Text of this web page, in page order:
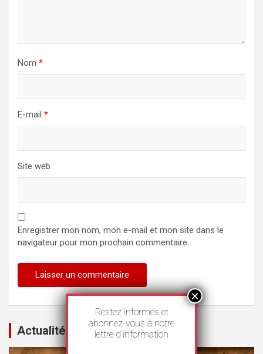
Nom *
E-mail *
Site web
Enregistrer mon nom, mon e-mail et mon site dans le
navigateur pour mon prochain commentaire.
Actualités
Restez informés et
abonnez-vous à notre
lettre d’information